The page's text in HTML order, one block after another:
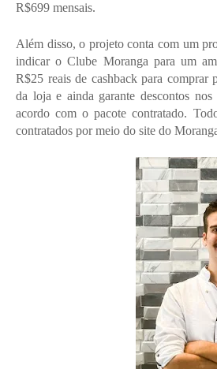
R$699 mensais.
Além disso, o projeto conta com um
indicar o Clube Moranga para um
R$25 reais de cashback para comprar
da loja e ainda garante descontos nos
acordo com o pacote contratado.
contratados por meio do site do